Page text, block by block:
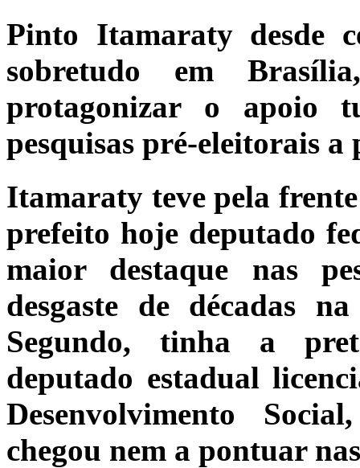
Pinto Itamaraty desde
sobretudo em
protagonizar o apoio
pesquisas pré-eleitorais
Itamaraty teve pela
prefeito hoje deputado
maior destaque nas
desgaste de décadas
Segundo, tinha a
deputado estadual
Desenvolvimento
chegou nem a pontuar